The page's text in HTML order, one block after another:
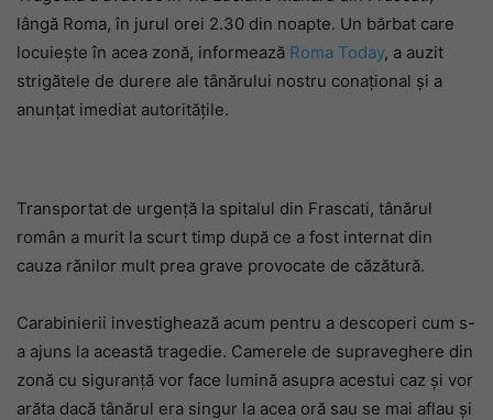
lângă Roma, în jurul orei 2.30 din noapte. Un bărbat care
locuiește în acea zonă, informează Roma Today, a auzit
strigătele de durere ale tânărului nostru conațional și a
anunțat imediat autoritățile.
Transportat de urgență la spitalul din Frascati, tânărul
român a murit la scurt timp după ce a fost internat din
cauza rănilor mult prea grave provocate de căzătură.
Carabinierii investighează acum pentru a descoperi cum s-
a ajuns la această tragedie. Camerele de supraveghere din
zonă cu siguranță vor face lumină asupra acestui caz și vor
arăta dacă tânărul era singur la acea oră sau se mai aflau și